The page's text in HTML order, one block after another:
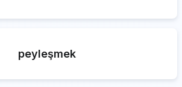
peyleşmek